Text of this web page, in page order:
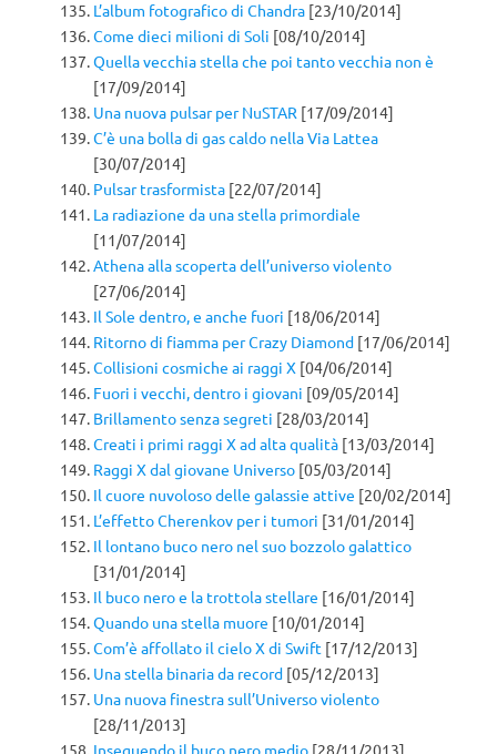
L’album fotografico di Chandra [23/10/2014]
Come dieci milioni di Soli [08/10/2014]
Quella vecchia stella che poi tanto vecchia non è
[17/09/2014]
Una nuova pulsar per NuSTAR [17/09/2014]
C’è una bolla di gas caldo nella Via Lattea
[30/07/2014]
Pulsar trasformista [22/07/2014]
La radiazione da una stella primordiale
[11/07/2014]
Athena alla scoperta dell’universo violento
[27/06/2014]
Il Sole dentro, e anche fuori [18/06/2014]
Ritorno di fiamma per Crazy Diamond [17/06/2014]
Collisioni cosmiche ai raggi X [04/06/2014]
Fuori i vecchi, dentro i giovani [09/05/2014]
Brillamento senza segreti [28/03/2014]
Creati i primi raggi X ad alta qualità [13/03/2014]
Raggi X dal giovane Universo [05/03/2014]
Il cuore nuvoloso delle galassie attive [20/02/2014]
L’effetto Cherenkov per i tumori [31/01/2014]
Il lontano buco nero nel suo bozzolo galattico
[31/01/2014]
Il buco nero e la trottola stellare [16/01/2014]
Quando una stella muore [10/01/2014]
Com’è affollato il cielo X di Swift [17/12/2013]
Una stella binaria da record [05/12/2013]
Una nuova finestra sull’Universo violento
[28/11/2013]
Inseguendo il buco nero medio [28/11/2013]